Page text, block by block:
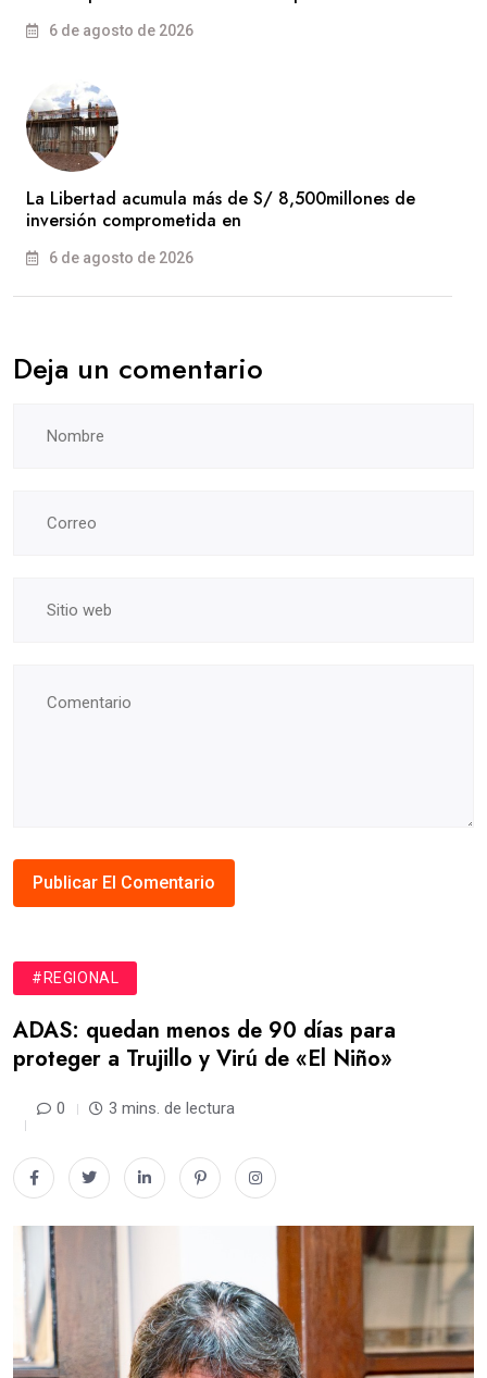
6 de agosto de 2026
La Libertad acumula más de S/ 8,500millones de
inversión comprometida en
6 de agosto de 2026
Deja un comentario
#REGIONAL
ADAS: quedan menos de 90 días para
proteger a Trujillo y Virú de «El Niño»
0 3 mins. de lectura